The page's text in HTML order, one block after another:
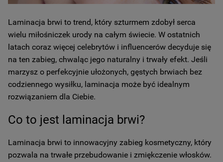
Laminacja brwi to trend, który szturmem zdobył serca
wielu miłośniczek urody na całym świecie. W ostatnich
latach coraz więcej celebrytów i influencerów decyduje się
na ten zabieg, chwaląc jego naturalny i trwały efekt. Jeśli
marzysz o perfekcyjnie ułożonych, gęstych brwiach bez
codziennego wysiłku, laminacja może być idealnym
rozwiązaniem dla Ciebie.
Co to jest laminacja brwi?
Laminacja brwi to innowacyjny zabieg kosmetyczny, który
pozwala na trwałe przebudowanie i zmiękczenie włosków.